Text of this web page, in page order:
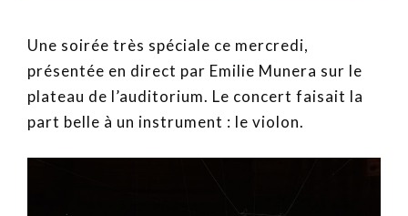
Une soirée très spéciale ce mercredi,
présentée en direct par Emilie Munera sur le
plateau de l’auditorium. Le concert faisait la
part belle à un instrument : le violon.